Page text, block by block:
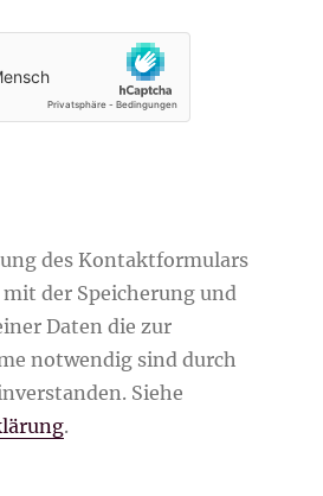
des Kontaktformulars
der Speicherung und
Daten die zur
notwendig sind durch
Siehe
.